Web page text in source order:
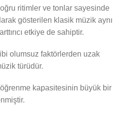
ritimler ve tonlar sayesinde
gösterilen klasik müzik aynı
etkiye de sahiptir.
olumsuz faktörlerden uzak
türüdür.
kapasitesinin büyük bir